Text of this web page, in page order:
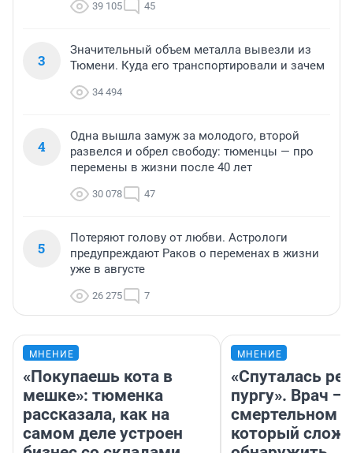
39 105 45
3
Значительный объем металла вывезли из
Тюмени. Куда его транспортировали и зачем
34 494
4
Одна вышла замуж за молодого, второй
развелся и обрел свободу: тюменцы — про
перемены в жизни после 40 лет
30 078 47
5
Потеряют голову от любви. Астрологи
предупреждают Раков о переменах в жизни
уже в августе
26 275 7
МНЕНИЕ
«Покупаешь кота в
мешке»: тюменка
рассказала, как на
самом деле устроен
МНЕНИЕ
«Спуталась
пургу». Врач —
смертельном
который